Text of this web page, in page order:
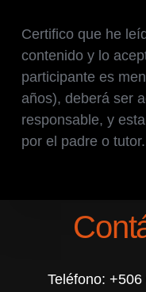
Certifico que he
contenido y lo
participante es
años), deberá ser
responsable, y
por el padre o tutor.
Teléfono: